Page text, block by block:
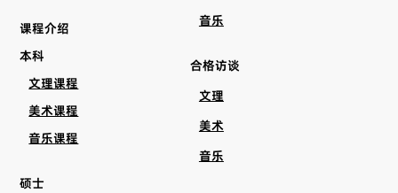
课程介绍
本科
文理课程
美术课程
音乐课程
硕士
音乐
合格访谈
文理
美术
音乐